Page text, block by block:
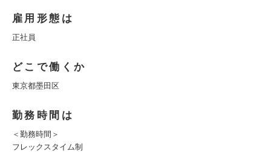
雇用形態は
正社員
どこで働くか
東京都墨田区
勤務時間は
＜勤務時間＞
フレックスタイム制